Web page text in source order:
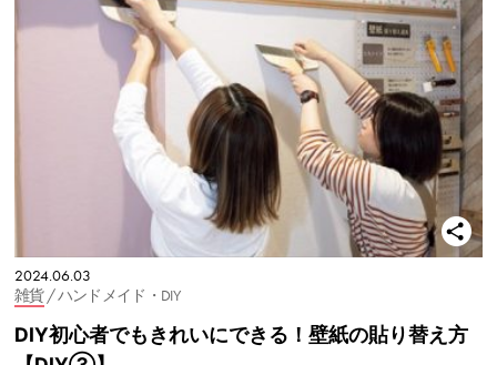
2024.06.03
雑貨/ ハンドメイド・DIY
DIY初心者でもきれいにできる！壁紙の貼り替え方